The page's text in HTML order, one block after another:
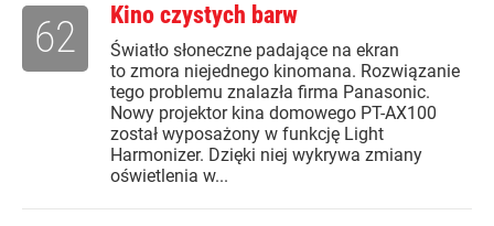
Kino czystych barw
Światło słoneczne padające na ekran
to zmora niejednego kinomana. Rozwiązanie
tego problemu znalazła firma Panasonic.
Nowy projektor kina domowego PT-AX100
został wyposażony w funkcję Light
Harmonizer. Dzięki niej wykrywa zmiany
oświetlenia w...
62